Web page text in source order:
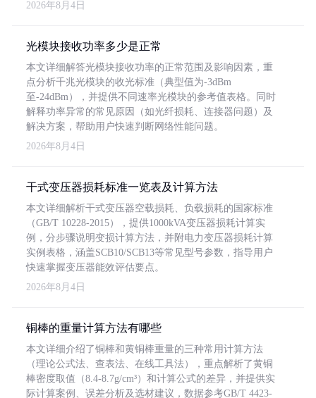
2026年8月4日
光模块接收功率多少是正常
本文详细解答光模块接收功率的正常范围及影响因素，重
点分析千兆光模块的收光标准（典型值为-3dBm
至-24dBm），并提供不同速率光模块的参考值表格。同时
解释功率异常的常见原因（如光纤损耗、连接器问题）及
解决方案，帮助用户快速判断网络性能问题。
2026年8月4日
干式变压器损耗标准一览表及计算方法
本文详细解析干式变压器空载损耗、负载损耗的国家标准
（GB/T 10228-2015），提供1000kVA变压器损耗计算实
例，分步骤说明变损计算方法，并附电力变压器损耗计算
实例表格，涵盖SCB10/SCB13等常见型号参数，指导用户
快速掌握变压器能效评估要点。
2026年8月4日
铜棒的重量计算方法有哪些
本文详细介绍了铜棒和黄铜棒重量的三种常用计算方法
（理论公式法、查表法、在线工具法），重点解析了黄铜
棒密度取值（8.4-8.7g/cm³）和计算公式的差异，并提供实
际计算案例、误差分析及选材建议，数据参考GB/T 4423-